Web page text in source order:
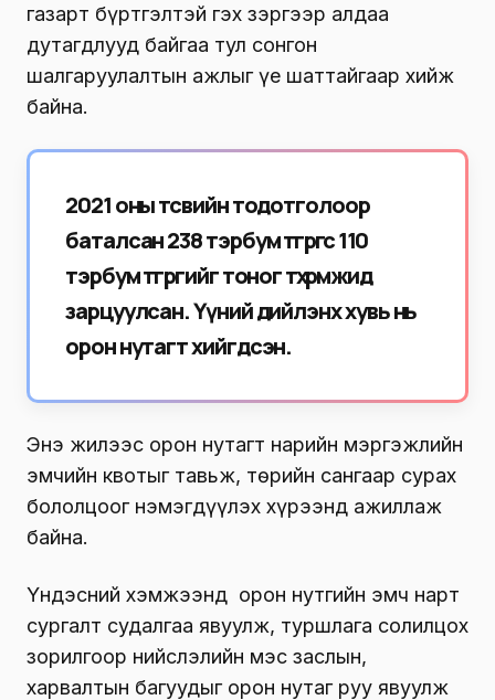
газарт бүртгэлтэй гэх зэргээр алдаа
дутагдлууд байгаа тул сонгон
шалгаруулалтын ажлыг үе шаттайгаар хийж
байна.
2021 оны төсвийн тодотголоор
баталсан 238 тэрбум төгрөгөөс 110
тэрбум төгрөгийг тоног төхөөрөмжид
зарцуулсан. Үүний дийлэнх хувь нь
орон нутагт хийгдсэн.
Энэ жилээс орон нутагт нарийн мэргэжлийн
эмчийн квотыг тавьж, төрийн сангаар сурах
бололцоог нэмэгдүүлэх хүрээнд ажиллаж
байна.
Үндэсний хэмжээнд орон нутгийн эмч нарт
сургалт судалгаа явуулж, туршлага солилцох
зорилгоор нийслэлийн мэс заслын,
харвалтын багуудыг орон нутаг руу явуулж